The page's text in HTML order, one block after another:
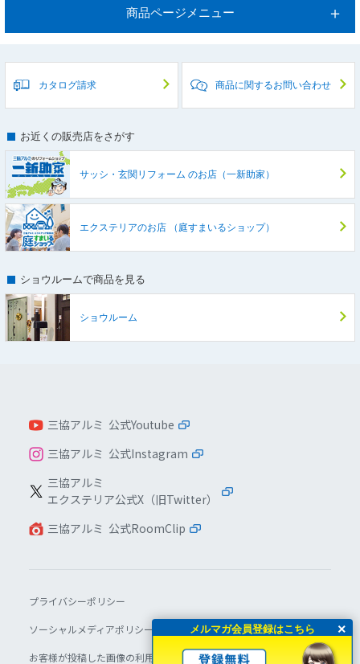
商品ページメニュー
カタログ請求 商品に関するお問い合わせ
お近くの販売店をさがす
サッシ・玄関リフォーム のお店（一新助家）
エクステリアのお店（庭すまいるショップ）
ショウルームで商品を見る
ショウルーム
三協アルミ 公式Youtube
三協アルミ 公式Instagram
三協アルミ
エクステリア公式X（旧Twitter）
三協アルミ 公式RoomClip
プライバシーポリシー
ソーシャルメディアポリシー
お客様が投稿した画像の利用について
×
メルマガ会員登録はこちら